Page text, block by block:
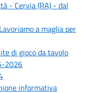
- Cervia (RA) - dal
a maglia per
di gioco da tavolo
2026
informativa